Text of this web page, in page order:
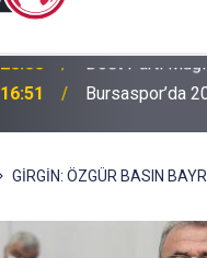
16:51 Bursaspor’da
GİRGİN: ÖZGÜR BASIN